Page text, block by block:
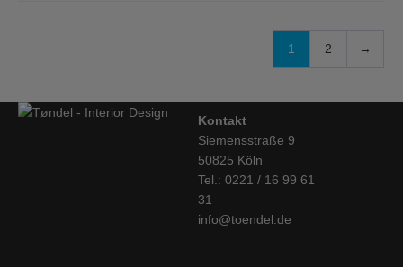
1 2 →
Kontakt
Siemensstraße 9
50825 Köln
Tel.: 0221 / 16 99 61
31
info@toendel.de